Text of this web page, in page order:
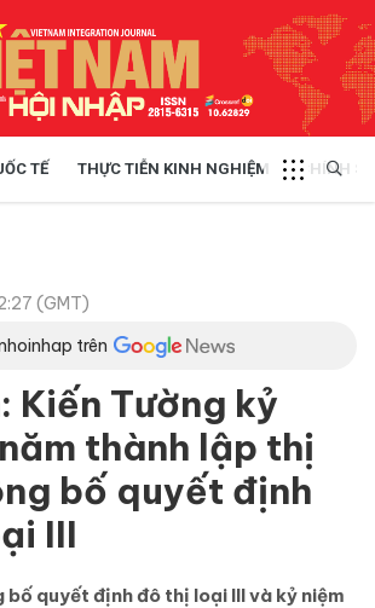
TẾ THỰC TIỄN KINH NGHIỆM CHÍNH
(GMT)
trên
Kiến Tường kỷ
thành lập thị
bố quyết định
III
bố quyết định đô thị loại III và kỷ niệm